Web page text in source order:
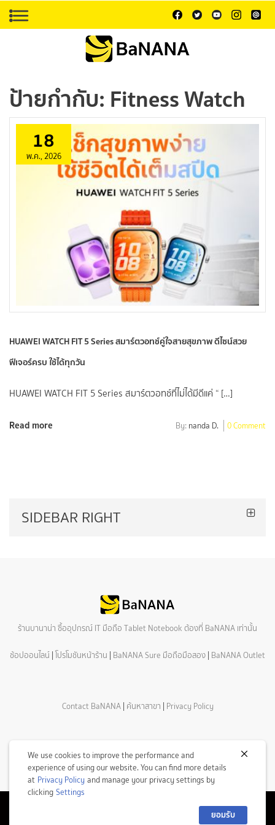
ป้ายกำกับ: Fitness Watch
18
พ.ค., 2026
HUAWEI WATCH FIT 5 Series สมาร์ตวอทช์คู่ใจสายสุขภาพ ดีไซน์สวย
ฟีเจอร์ครบ ใช้ได้ทุกวัน
HUAWEI WATCH FIT 5 Series สมาร์ตวอทช์ที่ไม่ได้มีดีแค่ “ […]
Read more By: nanda D. 0 Comment
SIDEBAR RIGHT
ร้านบานาน่า ซื้ออุปกรณ์ IT มือถือ Tablet Notebook ต้องที่ BaNANA เท่านั้น
ช้อปออนไลน์ โปรโมชันหน้าร้าน BaNANA Sure มือถือมือสอง BaNANA Outlet
Contact BaNANA| ค้นหาสาขา Privacy Policy
© Copyright 2026 Com7 Public Company Limited All Rights Reserved.
We use cookies to improve the performance and
experience of using our website. You can find more details
at Privacy Policy and manage your privacy settings by
clicking Settings
ยอมรับ